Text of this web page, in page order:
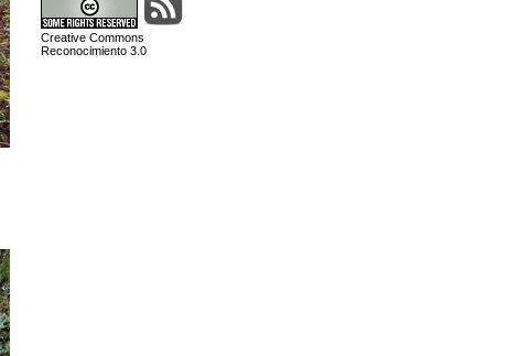
Creative Commons
Reconocimiento 3.0